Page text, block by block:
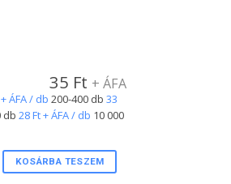
35 Ft + ÁFA
ÁFA / db 200-400 db 33
db 28 Ft + ÁFA / db 10 000
KOSÁRBA TESZEM
színben mennyiség